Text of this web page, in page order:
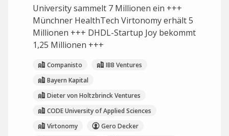
University sammelt 7 Millionen ein +++
Münchner HealthTech Virtonomy erhält 5
Millionen +++ DHDL-Startup Joy bekommt
1,25 Millionen +++
Companisto
IBB Ventures
Bayern Kapital
Dieter von Holtzbrinck Ventures
CODE University of Applied Sciences
Virtonomy
Gero Decker